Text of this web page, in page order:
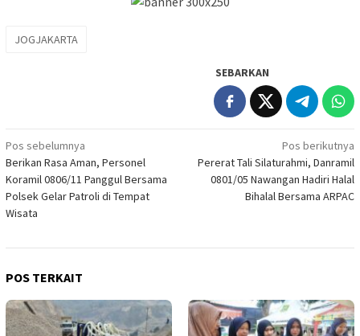
JOGJAKARTA
SEBARKAN
Navigasi
pos
Pos sebelumnya
Berikan Rasa Aman, Personel
Koramil 0806/11 Panggul Bersama
Polsek Gelar Patroli di Tempat
Wisata
Pos berikutnya
Pererat Tali Silaturahmi, Danramil
0801/05 Nawangan Hadiri Halal
Bihalal Bersama ARPAC
POS TERKAIT